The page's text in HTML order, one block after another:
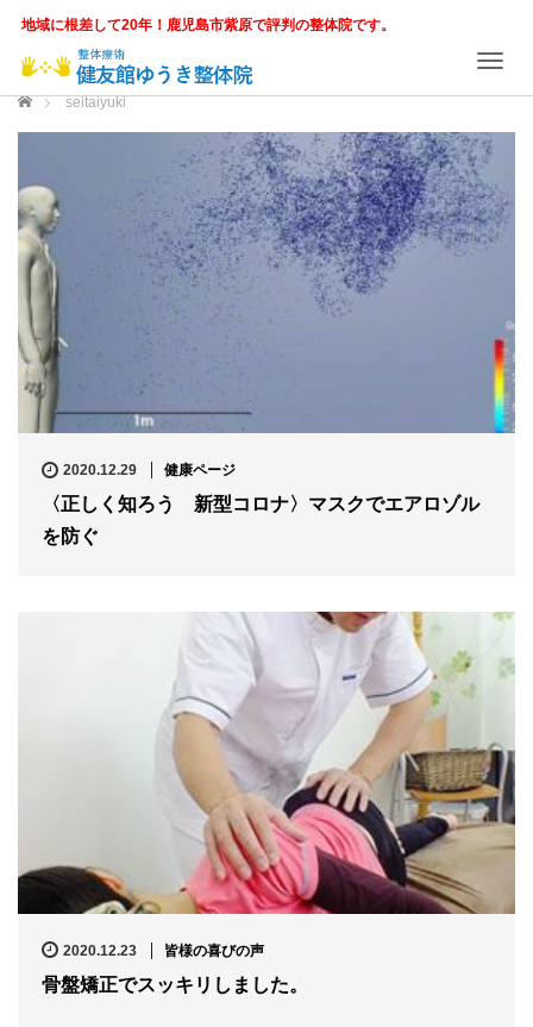
地域に根差して20年！鹿児島市紫原で評判の整体院です。
T
g
l
e
n
a
o
n
ホーム seitaiyuki
2020.12.29 健康ページ
〈正しく知ろう 新型コロナ〉マスクでエアロゾル
を防ぐ
2020.12.23 皆様の喜びの声
骨盤矯正でスッキリしました。